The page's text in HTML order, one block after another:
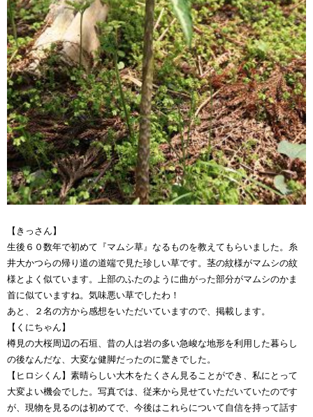
【きっさん】
生後６０数年で初めて『マムシ草』なるものを教えてもらいました。糸
井大かつらの帰り道の道端で見た珍しい草です。茎の紋様がマムシの紋
様とよく似ています。上部のふたのように曲がった部分がマムシのかま
首に似ていますね。気味悪い草でしたわ！
あと、２名の方から感想をいただいていますので、掲載します。
【くにちゃん】
樽見の大桜周辺の石垣、昔の人は岩の多い急峻な地形を利用した暮らし
の後なんだな、大変な健脚だったのに驚きでした。
【ヒロシくん】素晴らしい大木をたくさん見ることができ、私にとって
大変よい機会でした。写真では、従来から見せていただいていたのです
が、現物を見るのは初めてで、今後はこれらについて自信を持って話す